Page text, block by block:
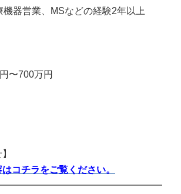
機器営業、MSなどの経験2年以上
〜700万円
コチラをご覧ください。